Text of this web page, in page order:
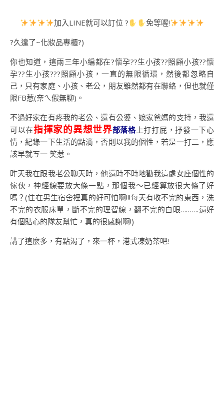
加入LINE就可以訂位 ?
免等喔!
?久違了~化妝品專櫃?)
你也知道，這兩三年小編都在?懷孕??生小孩??照顧小孩??懷
孕??生小孩???照顧小孩，一直的無限循環，然後都忽略自
己，只有家庭、小孩、老公，朋友雖然都有在聯絡，但也就僅
限FB惹(奈ㄟ假無聊)。
不過好家在有疼我的老公、還有公婆、娘家爸媽的支持，我還
可以在指揮家的異想世界部落格上打打屁，抒發一下心
情，紀錄一下生活的點滴，否則以我的個性，若是一打二，應
該早就ㄎ一 笑惹。
昨天我在跟我老公聊天時，他還時不時地勸我這處女座個性的
傢伙，神經線要放大條一點，那個我～已經算放很大條了好
嗎？(住在男生宿舍裡真的好可怕啊!!!每天有收不完的東西，洗
不完的衣服床單，斷不完的理智線，翻不完的白眼……….還好
有個貼心的隊友幫忙，真的很感謝啊!)
講了這麼多，有點渴了，來一杯，港式凍奶茶吧!